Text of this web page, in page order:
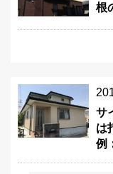
根
サ
は
例